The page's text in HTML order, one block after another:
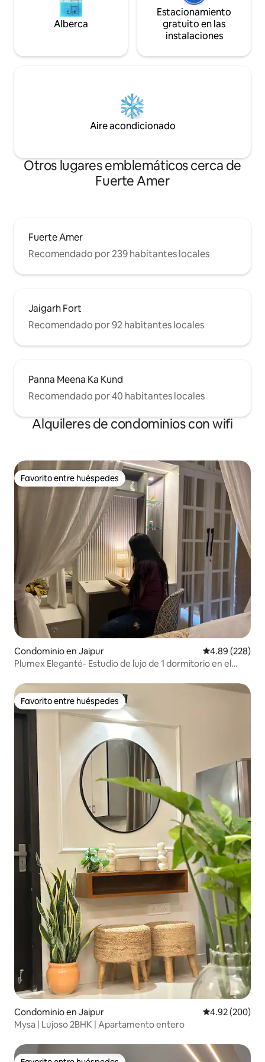
Alberca
Estacionamiento
gratuito en las
instalaciones
Aire acondicionado
Otros lugares emblemáticos cerca de
Fuerte Amer
Fuerte Amer
Recomendado por 239 habitantes locales
Jaigarh Fort
Recomendado por 92 habitantes locales
Panna Meena Ka Kund
Recomendado por 40 habitantes locales
Alquileres de condominios con wifi
Favorito entre huéspedes
Favorito entre huéspedes
Condominio en Jaipur Calificación
4.89 (228)
Plumex Eleganté- Estudio de lujo de 1 dormitorio en el
Favorito entre huéspedes
Favorito entre huéspedes
Condominio en Jaipur Calificación
4.92 (200)
Mysa | Lujoso 2BHK | Apartamento entero